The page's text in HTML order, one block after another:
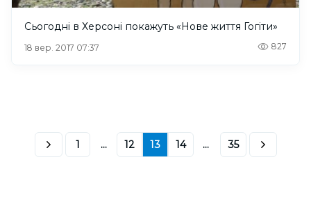
Сьогодні в Херсоні покажуть «Нове життя Гогіти»
18 вер. 2017 07:37 827
1 ... 12 13 14 ... 35